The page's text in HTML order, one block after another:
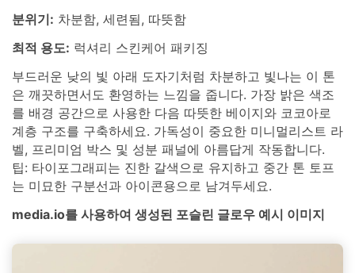
분위기: 차분함, 세련됨, 따뜻함
최적 용도: 럭셔리 스킨케어 패키징
부드러운 낮의 빛 아래 도자기처럼 차분하고 빛나는 이 톤
은 깨끗하면서도 환영하는 느낌을 줍니다. 가장 밝은 색조
를 배경 공간으로 사용한 다음 따뜻한 베이지와 코코아로
계층 구조를 구축하세요. 가독성이 중요한 미니멀리스트 라
벨, 프리미엄 박스 및 성분 패널에 아름답게 작동합니다.
팁: 타이포그래피는 진한 갈색으로 유지하고 중간 톤 토프
는 미묘한 구분선과 아이콘용으로 남겨두세요.
media.io를 사용하여 생성된 포슬린 글로우 예시 이미지